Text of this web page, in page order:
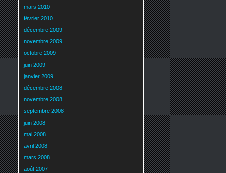
mars 2010
février 2010
décembre 2009
novembre 2009
octobre 2009
juin 2009
janvier 2009
décembre 2008
novembre 2008
septembre 2008
juin 2008
mai 2008
avril 2008
mars 2008
août 2007